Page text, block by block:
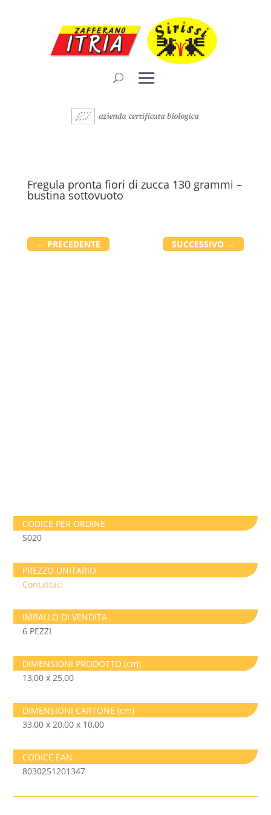
Fregula pronta fiori di zucca 130 grammi –
bustina sottovuoto
← PRECEDENTE SUCCESSIVO →
CODICE PER ORDINE
S020
PREZZO UNITARIO
Contattaci
IMBALLO DI VENDITA
6 PEZZI
DIMENSIONI PRODOTTO (cm)
13,00 x 25,00
DIMENSIONI CARTONE (cm)
33,00 x 20,00 x 10,00
CODICE EAN
8030251201347